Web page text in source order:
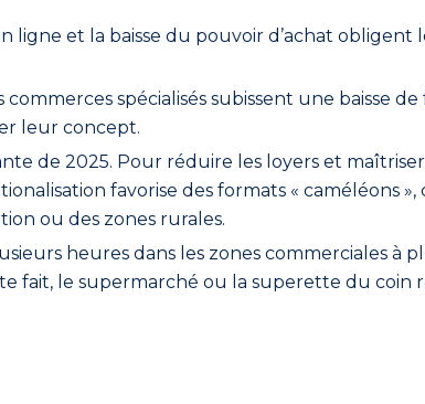
ligne et la baisse du pouvoir d’achat obligent
spécialisés subissent une baisse
leur concept.
de 2025. Pour réduire les loyers et
favorise des formats « caméléons »,
ou des zones rurales.
heures dans les zones commerciales à
fait, le supermarché ou la superette du coin